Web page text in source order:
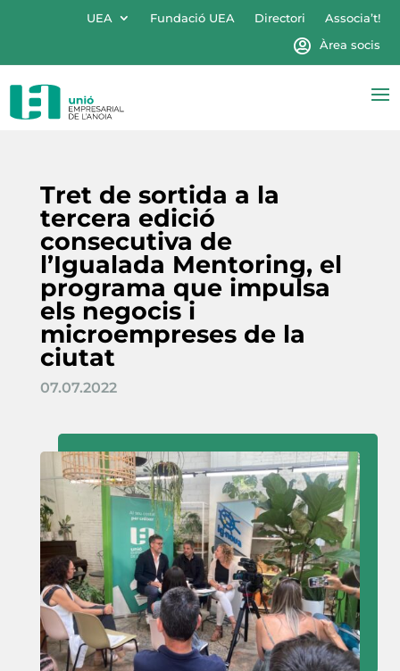
UEA Fundació UEA Directori
Associa’t!
Àrea socis
Tret de sortida a la
tercera edició
consecutiva de
l’Igualada Mentoring, el
programa que impulsa
els negocis i
microempreses de la
ciutat
07.07.2022